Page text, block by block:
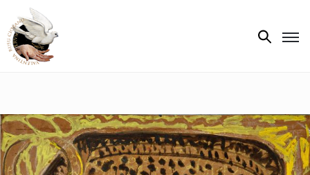
Biografie
Opere
de
artă